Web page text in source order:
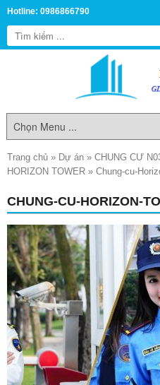
Hotline: 0986866790
Trang chủ » Dự án » CHUNG CƯ
HORIZON TOWER » Chung-cu-
CHUNG-CU-HORIZON-